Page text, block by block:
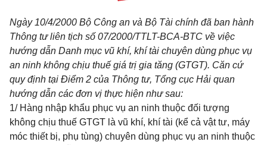
Ngày 10/4/2000 Bộ Công an và Bộ Tài chính đã ban hành
Thông tư liên tịch số 07/2000/TTLT-BCA-BTC về việc
hướng dẫn Danh mục vũ khí, khí tài chuyên dùng phục vụ
an ninh không chịu thuế giá trị gia tăng (GTGT). Căn cứ
quy định tại Điểm 2 của Thông tư, Tổng cục Hải quan
hướng dẫn các đơn vị thực hiện như sau:
1/ Hàng nhập khẩu phục vụ an ninh thuộc đối tượng
không chịu thuế GTGT là vũ khí, khí tài (kể cả vật tư, máy
móc thiết bị, phụ tùng) chuyên dùng phục vụ an ninh thuộc